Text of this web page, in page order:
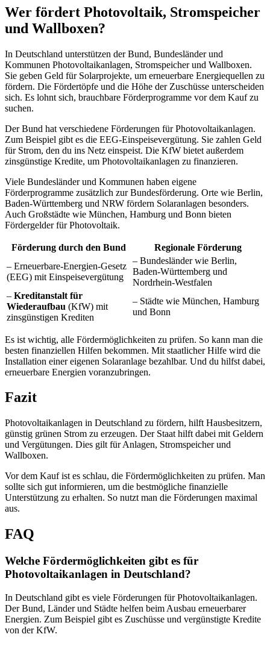
Wer fördert Photovoltaik, Stromspeicher
und Wallboxen?
In Deutschland unterstützen der Bund, Bundesländer und
Kommunen Photovoltaikanlagen, Stromspeicher und Wallboxen.
Sie geben Geld für Solarprojekte, um erneuerbare Energiequellen zu
fördern. Die Fördertöpfe und die Höhe der Zuschüsse unterscheiden
sich. Es lohnt sich, brauchbare Förderprogramme vor dem Kauf zu
suchen.
Der Bund hat verschiedene Förderungen für Photovoltaikanlagen.
Zum Beispiel gibt es die EEG-Einspeisevergütung. Sie zahlen Geld
für Strom, den du ins Netz einspeist. Die KfW bietet außerdem
zinsgünstige Kredite, um Photovoltaikanlagen zu finanzieren.
Viele Bundesländer und Kommunen haben eigene
Förderprogramme zusätzlich zur Bundesförderung. Orte wie Berlin,
Baden-Württemberg und NRW fördern Solaranlagen besonders.
Auch Großstädte wie München, Hamburg und Bonn bieten
Fördergelder für Photovoltaik.
Förderung durch den Bund
Regionale Förderung
– Erneuerbare-Energien-Gesetz
(EEG) mit Einspeisevergütung
– Bundesländer wie Berlin,
Baden-Württemberg und
Nordrhein-Westfalen
– Kreditanstalt für
Wiederaufbau (KfW) mit
zinsgünstigen Krediten
– Städte wie München, Hamburg
und Bonn
Es ist wichtig, alle Fördermöglichkeiten zu prüfen. So kann man die
besten finanziellen Hilfen bekommen. Mit staatlicher Hilfe wird die
Installation einer eigenen Solaranlage bezahlbar. Und du hilfst dabei,
erneuerbare Energien voranzubringen.
Fazit
Photovoltaikanlagen in Deutschland zu fördern, hilft Hausbesitzern,
günstig grünen Strom zu erzeugen. Der Staat hilft dabei mit Geldern
und Vergütungen. Dies gilt für Anlagen, Stromspeicher und
Wallboxen.
Vor dem Kauf ist es schlau, die Fördermöglichkeiten zu prüfen. Man
sollte sich gut informieren, um die bestmögliche finanzielle
Unterstützung zu erhalten. So nutzt man die Förderungen maximal
aus.
FAQ
Welche Fördermöglichkeiten gibt es für
Photovoltaikanlagen in Deutschland?
In Deutschland gibt es viele Förderungen für Photovoltaikanlagen.
Der Bund, Länder und Städte helfen beim Ausbau erneuerbarer
Energien. Zum Beispiel gibt es Zuschüsse und vergünstigte Kredite
von der KfW.